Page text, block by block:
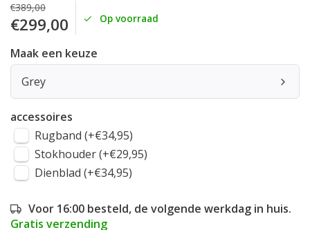
€389,00
€299,00 Op voorraad
Maak een keuze
Grey
accessoires
Rugband (+€34,95)
Stokhouder (+€29,95)
Dienblad (+€34,95)
Voor 16:00 besteld, de volgende werkdag in huis.
Gratis verzending